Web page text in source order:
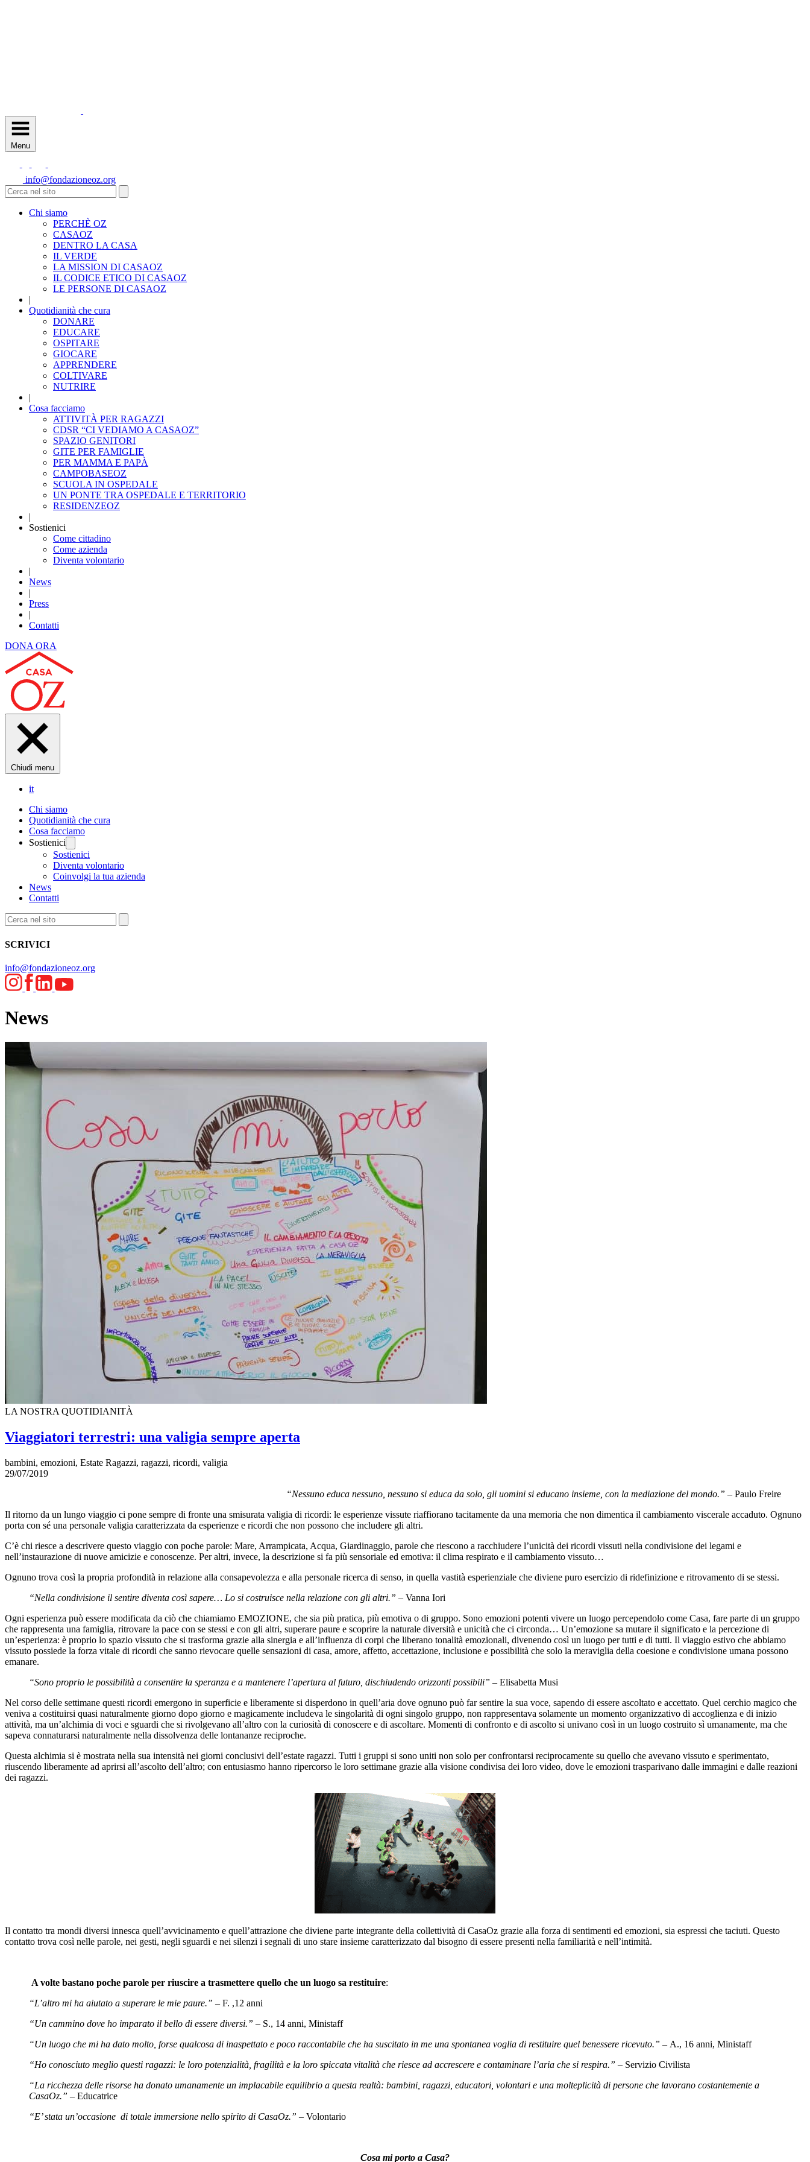
Menu
info@fondazioneoz.org
Chi siamo
PERCHÈ OZ
CASAOZ
DENTRO LA CASA
IL VERDE
LA MISSION DI CASAOZ
IL CODICE ETICO DI CASAOZ
LE PERSONE DI CASAOZ
|
Quotidianità che cura
DONARE
EDUCARE
OSPITARE
GIOCARE
APPRENDERE
COLTIVARE
NUTRIRE
|
Cosa facciamo
ATTIVITÀ PER RAGAZZI
CDSR “CI VEDIAMO A CASAOZ”
SPAZIO GENITORI
GITE PER FAMIGLIE
PER MAMMA E PAPÀ
CAMPOBASEOZ
SCUOLA IN OSPEDALE
UN PONTE TRA OSPEDALE E TERRITORIO
RESIDENZEOZ
|
Sostienici
Come cittadino
Come azienda
Diventa volontario
|
News
|
Press
|
Contatti
DONA ORA
Chiudi menu
it
Chi siamo
Quotidianità che cura
Cosa facciamo
Sostienici
Sostienici
Diventa volontario
Coinvolgi la tua azienda
News
Contatti
SCRIVICI
info@fondazioneoz.org
News
LA NOSTRA QUOTIDIANITÀ
Viaggiatori terrestri: una valigia sempre aperta
bambini, emozioni, Estate Ragazzi, ragazzi, ricordi, valigia
29/07/2019
“Nessuno educa nessuno, nessuno si educa da solo, gli uomini si educano insieme, con la mediazione del mondo.” – Paulo Freire
Il ritorno da un lungo viaggio ci pone sempre di fronte una smisurata valigia di ricordi: le esperienze vissute riaffiorano tacitamente da una memoria che non dimentica il cambiamento viscerale accaduto. Ognuno
porta con sé una personale valigia caratterizzata da esperienze e ricordi che non possono che includere gli altri.
C’è chi riesce a descrivere questo viaggio con poche parole: Mare, Arrampicata, Acqua, Giardinaggio, parole che riescono a racchiudere l’unicità dei ricordi vissuti nella condivisione dei legami e
nell’instaurazione di nuove amicizie e conoscenze. Per altri, invece, la descrizione si fa più sensoriale ed emotiva: il clima respirato e il cambiamento vissuto…
Ognuno trova così la propria profondità in relazione alla consapevolezza e alla personale ricerca di senso, in quella vastità esperienziale che diviene puro esercizio di ridefinizione e ritrovamento di se stessi.
“Nella condivisione il sentire diventa così sapere… Lo si costruisce nella relazione con gli altri.” – Vanna Iori
Ogni esperienza può essere modificata da ciò che chiamiamo EMOZIONE, che sia più pratica, più emotiva o di gruppo. Sono emozioni potenti vivere un luogo percependolo come Casa, fare parte di un gruppo
che rappresenta una famiglia, ritrovare la pace con se stessi e con gli altri, superare paure e scoprire la naturale diversità e unicità che ci circonda… Un’emozione sa mutare il significato e la percezione di
un’esperienza: è proprio lo spazio vissuto che si trasforma grazie alla sinergia e all’influenza di corpi che liberano tonalità emozionali, divenendo così un luogo per tutti e di tutti. Il viaggio estivo che abbiamo
vissuto possiede la forza vitale di ricordi che sanno rievocare quelle sensazioni di casa, amore, affetto, accettazione, inclusione e possibilità che solo la meraviglia della coesione e condivisione umana possono
emanare.
“Sono proprio le possibilità a consentire la speranza e a mantenere l’apertura al futuro, dischiudendo orizzonti possibili” – Elisabetta Musi
Nel corso delle settimane questi ricordi emergono in superficie e liberamente si disperdono in quell’aria dove ognuno può far sentire la sua voce, sapendo di essere ascoltato e accettato. Quel cerchio magico che
veniva a costituirsi quasi naturalmente giorno dopo giorno e magicamente includeva le singolarità di ogni singolo gruppo, non rappresentava solamente un momento organizzativo di accoglienza e di inizio
attività, ma un’alchimia di voci e sguardi che si rivolgevano all’altro con la curiosità di conoscere e di ascoltare. Momenti di confronto e di ascolto si univano così in un luogo costruito sì umanamente, ma che
sapeva connaturarsi naturalmente nella dissolvenza delle lontananze reciproche.
Questa alchimia si è mostrata nella sua intensità nei giorni conclusivi dell’estate ragazzi. Tutti i gruppi si sono uniti non solo per confrontarsi reciprocamente su quello che avevano vissuto e sperimentato,
riuscendo liberamente ad aprirsi all’ascolto dell’altro; con entusiasmo hanno ripercorso le loro settimane grazie alla visione condivisa dei loro video, dove le emozioni trasparivano dalle immagini e dalle reazioni
dei ragazzi.
Il contatto tra mondi diversi innesca quell’avvicinamento e quell’attrazione che diviene parte integrante della collettività di CasaOz grazie alla forza di sentimenti ed emozioni, sia espressi che taciuti. Questo
contatto trova così nelle parole, nei gesti, negli sguardi e nei silenzi i segnali di uno stare insieme caratterizzato dal bisogno di essere presenti nella familiarità e nell’intimità.
A volte bastano poche parole per riuscire a trasmettere quello che un luogo sa restituire:
“L’altro mi ha aiutato a superare le mie paure.” – F. ,12 anni
“Un cammino dove ho imparato il bello di essere diversi.” – S., 14 anni, Ministaff
“Un luogo che mi ha dato molto, forse qualcosa di inaspettato e poco raccontabile che ha suscitato in me una spontanea voglia di restituire quel benessere ricevuto.” – A., 16 anni, Ministaff
“Ho conosciuto meglio questi ragazzi: le loro potenzialità, fragilità e la loro spiccata vitalità che riesce ad accrescere e contaminare l’aria che si respira.” – Servizio Civilista
“La ricchezza delle risorse ha donato umanamente un implacabile equilibrio a questa realtà: bambini, ragazzi, educatori, volontari e una molteplicità di persone che lavorano costantemente a
CasaOz.” – Educatrice
“E’ stata un’occasione di totale immersione nello spirito di CasaOz.” – Volontario
Cosa mi porto a Casa?